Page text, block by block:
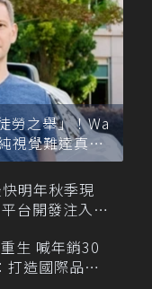
勞之舉」！Wa
視覺難達真正
明年秋季現
台開發注入80
生 喊年銷30
打造國際品牌